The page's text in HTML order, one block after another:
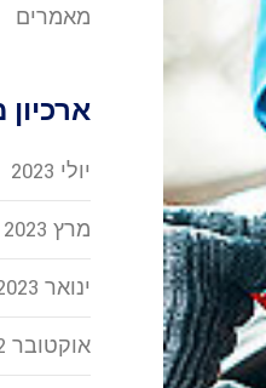
מאמרים
יולי 2023
מרץ 2023
ינואר 2023
אוקטובר 2022